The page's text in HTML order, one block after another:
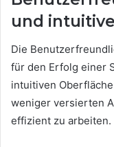
und
Die
für den Erfolg einer
intuitiven
weniger versierten
effizient zu arbeiten.